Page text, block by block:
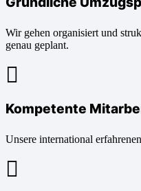
Wir gehen organisiert und
genau geplant.
Kompetente
Unsere international